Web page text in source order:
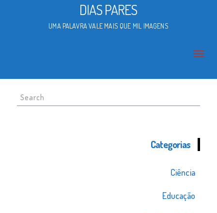
DIAS PARES
UMA PALAVRA VALE MAIS QUE MIL IMAGENS
Search
for:
Categorias
Ciência
Educação